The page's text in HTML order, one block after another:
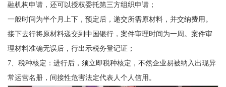
融机构申请，还可以授权委托第三方组织申请；
一般时间为半个月上下，预定后，递交所需原材料，并交纳费用。
接下去行将原材料递交到中国银行，案件审理时间为一周。案件审
理材料准确无误后，行出示税务登记证；
7、税种核定：进行后，须立即税种核定，不然企业易被纳入出现异
常运营名册，间接性危害法定代表人个人信用。